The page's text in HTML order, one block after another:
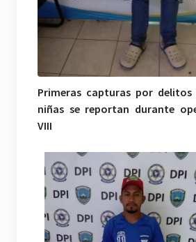
Primeras capturas por
niñas se reportan durante
VIII